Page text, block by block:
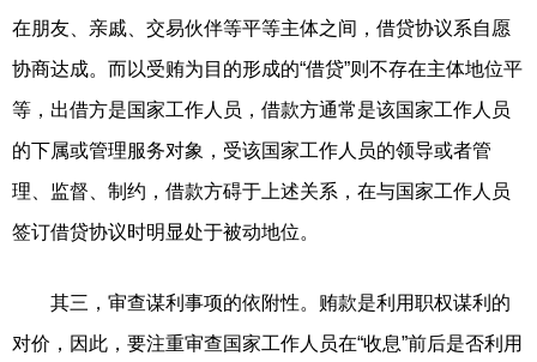
在朋友、亲戚、交易伙伴等平等主体之间，借贷协议系自愿
协商达成。而以受贿为目的形成的“借贷”则不存在主体地位平
等，出借方是国家工作人员，借款方通常是该国家工作人员
的下属或管理服务对象，受该国家工作人员的领导或者管
理、监督、制约，借款方碍于上述关系，在与国家工作人员
签订借贷协议时明显处于被动地位。
其三，审查谋利事项的依附性。贿款是利用职权谋利的
对价，因此，要注重审查国家工作人员在“收息”前后是否利用